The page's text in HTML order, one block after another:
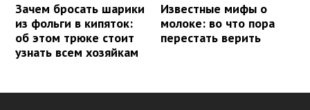
Зачем бросать шарики
из фольги в кипяток:
об этом трюке стоит
узнать всем хозяйкам
Известные мифы о
молоке: во что пора
перестать верить